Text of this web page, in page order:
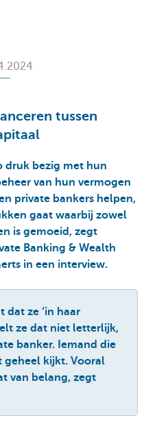
tussen
druk bezig met hun
van hun vermogen
private bankers helpen,
gaat waarbij zowel
is gemoeid, zegt
Banking & Wealth
in een interview.
dat ze ‘in haar
ze dat niet letterlijk,
banker. Iemand die
geheel kijkt. Vooral
van belang, zegt